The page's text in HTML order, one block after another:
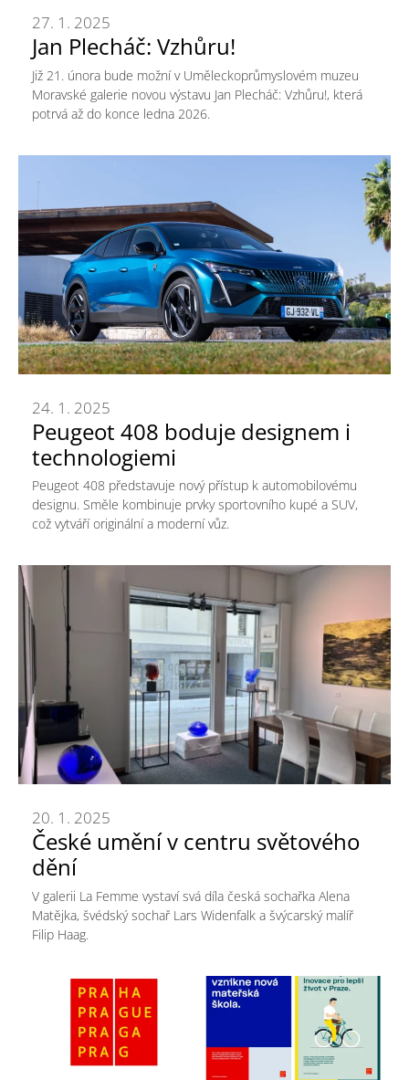
Jan Plecháč: Vzhůru!
27. 1. 2025
Již 21. února bude možní v Uměleckoprůmyslovém muzeu
Moravské galerie novou výstavu Jan Plecháč: Vzhůru!, která
potrvá až do konce ledna 2026.
Peugeot 408 boduje designem i
technologiemi
24. 1. 2025
Peugeot 408 představuje nový přístup k automobilovému
designu. Směle kombinuje prvky sportovního kupé a SUV,
což vytváří originální a moderní vůz.
České umění v centru světového
dění
20. 1. 2025
V galerii La Femme vystaví svá díla česká sochařka Alena
Matějka, švédský sochař Lars Widenfalk a švýcarský malíř
Filip Haag.